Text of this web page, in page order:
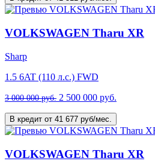
VOLKSWAGEN Tharu XR
Sharp
1.5 6AT (110 л.с.) FWD
3 000 000 руб. 2 500 000 руб.
В кредит от 41 677 руб/мес.
VOLKSWAGEN Tharu XR